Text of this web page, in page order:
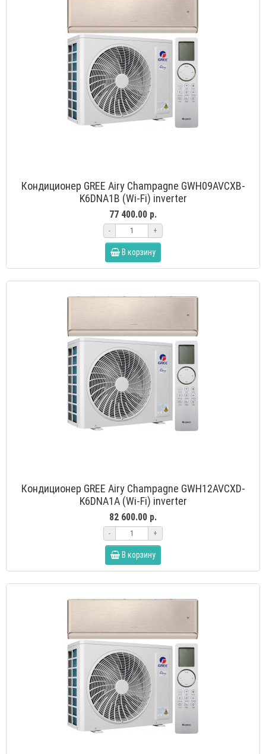
Кондиционер GREE Airy Champagne GWH09AVCXB-
K6DNA1B (Wi-Fi) inverter
77 400.00 р.
- +
В корзину
Кондиционер GREE Airy Champagne GWH12AVCXD-
K6DNA1A (Wi-Fi) inverter
82 600.00 р.
- +
В корзину